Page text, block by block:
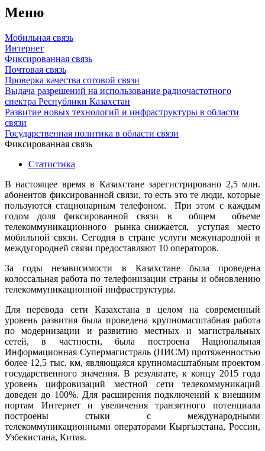
Меню
Мобильная связь
Интернет
Фиксированная связь
Почтовая связь
Проверка качества сотовой связи
Выдача разрешений на использование радиочастотного
спектра Республики Казахстан
Развитие новых технологий и инфраструктуры в области
связи
Государственная политика в области связи
Фиксированная связь
Статистика
В настоящее время в Казахстане зарегистрировано 2,5 млн.
абонентов фиксированной связи, то есть это те люди, которые
пользуются стационарным телефоном. При этом с каждым
годом доля фиксированной связи в общем объеме
телекоммуникационного рынка снижается, уступая место
мобильной связи. Сегодня в стране услуги межународной и
междугородней связи предоставляют 10 операторов.
За годы независимости в Казахстане была проведена
колоссальная работа по телефонизации страны и обновлению
телекоммуникационной инфраструктуры.
Для перевода сети Казахстана в целом на современный
уровень развития была проведена крупномасштабная работа
по модернизации и развитию местных и магистральных
сетей, в частности, была построена Национальная
Информационная Супермагистраль (НИСМ) протяженностью
более 12,5 тыс. км, являющаяся крупномасштабным проектом
государственного значения. В результате, к концу 2015 года
уровень цифровизаций местной сети телекоммуникаций
доведен до 100%. Для расширения подключений к внешним
портам Интернет и увеличения транзитного потенциала
построены стыки с международными
телекоммуникационными операторами Кыргызстана, России,
Узбекистана, Китая.